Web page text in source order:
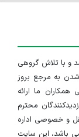
۱۳۹۱/۱/۱۰ راه اندازی شد و با تلاش گروهی
به مرجع بروز
ما ارائه
محترم
و خصوصی اداره
باشد، این سایت